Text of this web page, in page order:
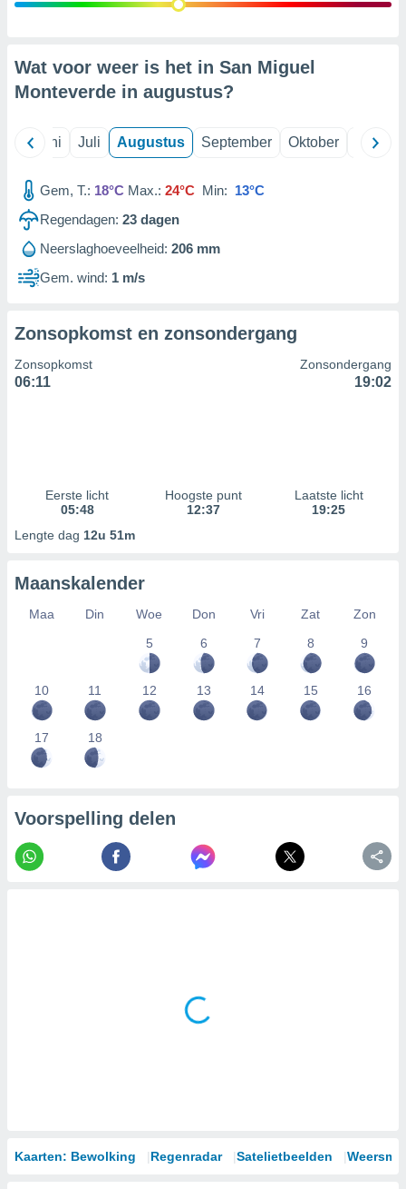
Wat voor weer is het in San Miguel
Monteverde in augustus?
Juni Juli Augustus September Oktober
Gem, T.: 18°C Max.: 24°C Min: 13°C
Regendagen: 23 dagen
Neerslaghoeveelheid: 206 mm
Gem. wind: 1 m/s
Zonsopkomst en zonsondergang
Zonsopkomst
06:11
Zonsondergang
19:02
Eerste licht
05:48
Hoogste punt
12:37
Laatste licht
19:25
Lengte dag 12u 51m
Maanskalender
Maa Din Woe Don Vri Zat
Zon
5
6 7 8 9
10 11 12 13 14 15 16
17 18
Voorspelling delen
Kaarten: Bewolking Regenradar Satelietbeelden